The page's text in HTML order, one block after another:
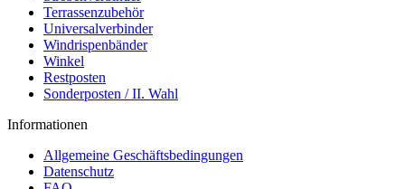
Terrassenzubehör
Universalverbinder
Windrispenbänder
Winkel
Restposten
Sonderposten / II. Wahl
Informationen
Allgemeine Geschäftsbedingungen
Datenschutz